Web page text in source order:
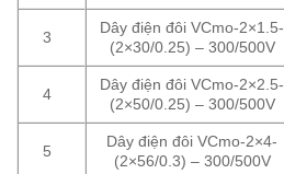
3
Dây điện đôi VCmo-2×1.5-
(2×30/0.25) – 300/500V
4
Dây điện đôi VCmo-2×2.5-
(2×50/0.25) – 300/500V
5
Dây điện đôi VCmo-2×4-
(2×56/0.3) – 300/500V